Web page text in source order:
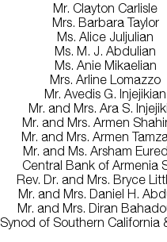
Mr. Clayton Carlisle
Mrs. Barbara Taylor
Ms. Alice Juljulian
Ms. M. J. Abdulian
Ms. Anie Mikaelian
Mrs. Arline Lomazzo
Mr. Avedis G. Injejikian
Mr. and Mrs. Ara S.
Mr. and Mrs. Armen
Mr. and Mrs. Armen
Mr. and Ms. Arsham
Central Bank of Armenia
Rev. Dr. and Mrs. Bryce
Mr. and Mrs. Daniel H.
Mr. and Mrs. Diran
Synod of Southern California